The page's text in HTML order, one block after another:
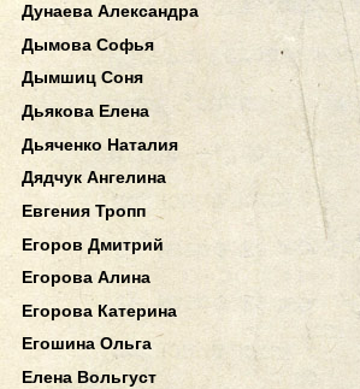
Дунаева Александра
Дымова Софья
Дымшиц Соня
Дьякова Елена
Дьяченко Наталия
Дядчук Ангелина
Евгения Тропп
Егоров Дмитрий
Егорова Алина
Егорова Катерина
Егошина Ольга
Елена Вольгуст